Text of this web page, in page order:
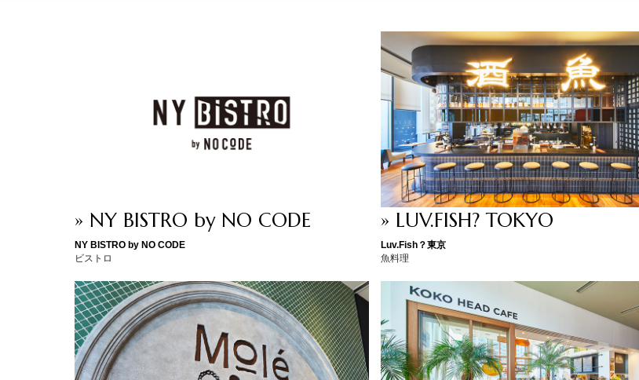
» NY BISTRO by NO CODE
NY BISTRO by NO CODE
ビストロ
» LUV.FISH? TOKYO
Luv.Fish？東京
魚料理